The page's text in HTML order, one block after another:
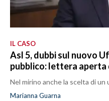
IL CASO
Asl 5, dubbi sul nuovo
pubblico: lettera aperta
Nel mirino anche la scelta di un
Marianna Guarna